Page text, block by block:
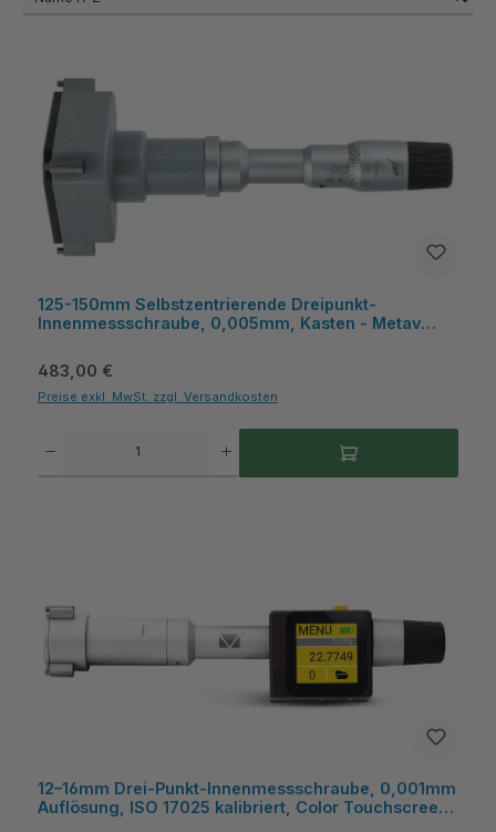
125-150mm Selbstzentrierende Dreipunkt-
Innenmessschraube, 0,005mm, Kasten - Metav
Regulärer Preis:
483,00 €
Preise exkl. MwSt. zzgl. Versandkosten
12–16mm Drei‑Punkt‑Innenmessschraube, 0,001mm
Auflösung, ISO 17025 kalibriert, Color Touchscreen,